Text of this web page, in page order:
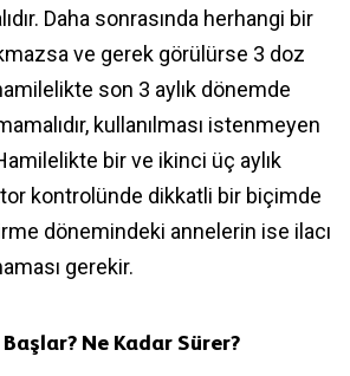
Daha sonrasında herhangi bir
ve gerek görülürse 3 doz
son 3 aylık dönemde
kullanılması istenmeyen
bir ve ikinci üç aylık
kontrolünde dikkatli bir biçimde
dönemindeki annelerin ise ilacı
gerekir.
Ne Kadar Sürer?